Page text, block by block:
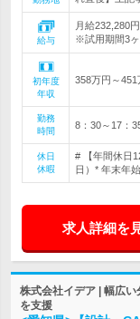
給与
月給232,280
※試用期間3ヶ
初年度
年収
358万円～451
勤務
時間
8：30～17：
休日
休暇
# 【年間休日
日）* 年末年
求人詳細を
株式会社イデア | 幅広
を支援